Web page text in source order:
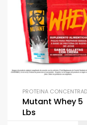
Mutant Whey 5
Lbs